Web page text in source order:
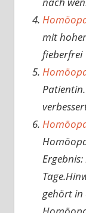
mit
fieberfrei
gehört in